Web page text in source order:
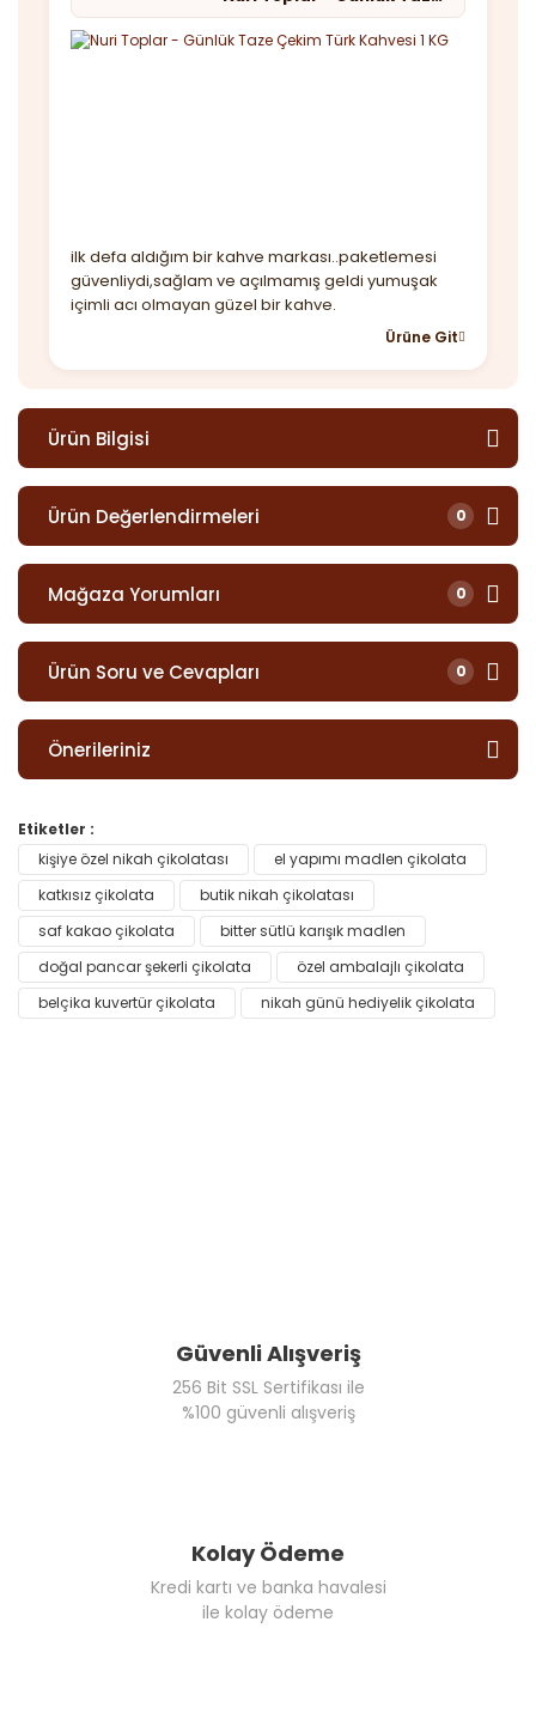
ilk defa aldığım bir kahve markası..paketlemesi
güvenliydi,sağlam ve açılmamış geldi yumuşak
içimli acı olmayan güzel bir kahve.
Ürüne Git
Ürün Bilgisi
Ürün Değerlendirmeleri 0
Mağaza Yorumları 0
Ürün Soru ve Cevapları 0
Önerileriniz
Etiketler :
kişiye özel nikah çikolatası
el yapımı madlen çikolata
katkısız çikolata
butik nikah çikolatası
saf kakao çikolata
bitter sütlü karışık madlen
doğal pancar şekerli çikolata
özel ambalajlı çikolata
belçika kuvertür çikolata
nikah günü hediyelik çikolata
Güvenli Alışveriş
256 Bit SSL Sertifikası ile
%100 güvenli alışveriş
Kolay Ödeme
Kredi kartı ve banka havalesi
ile kolay ödeme